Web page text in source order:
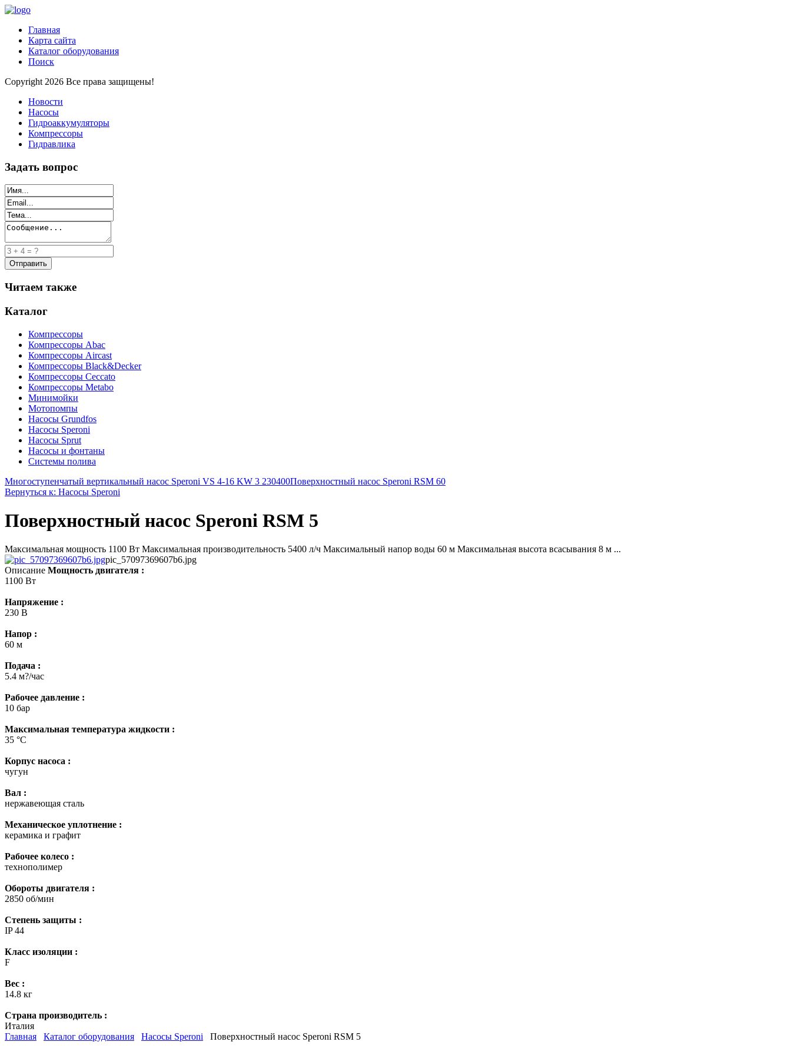
Главная
Карта сайта
Каталог оборудования
Поиск
Copyright 2026 Все права защищены!
Новости
Насосы
Гидроаккумуляторы
Компрессоры
Гидравлика
Задать вопрос
Читаем также
Каталог
Компрессоры
Компрессоры Abac
Компрессоры Aircast
Компрессоры Black&Decker
Компрессоры Ceccato
Компрессоры Metabo
Минимойки
Мотопомпы
Насосы Grundfos
Насосы Speroni
Насосы Sprut
Насосы и фонтаны
Системы полива
Многоступенчатый вертикальный насос Speroni VS 4-16 KW 3 230400Поверхностный насос Speroni RSM 60
Вернуться к: Насосы Speroni
Поверхностный насос Speroni RSM 5
Максимальная мощность 1100 Вт Максимальная производительность 5400 л/ч Максимальный напор воды 60 м Максимальная высота всасывания 8 м ...
pic_57097369607b6.jpg
Описание Мощность двигателя :
1100 Вт
Напряжение :
230 В
Напор :
60 м
Подача :
5.4 м?/час
Рабочее давление :
10 бар
Максимальная температура жидкости :
35 °С
Корпус насоса :
чугун
Вал :
нержавеющая сталь
Механическое уплотнение :
керамика и графит
Рабочее колесо :
технополимер
Обороты двигателя :
2850 об/мин
Степень защиты :
IP 44
Класс изоляции :
F
Вес :
14.8 кг
Страна производитель :
Италия
Главная
Каталог оборудования Насосы Speroni Поверхностный насос Speroni RSM 5